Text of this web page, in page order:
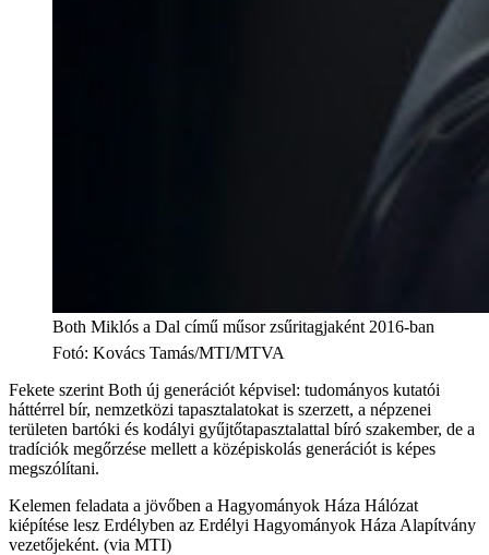
Both Miklós a Dal című műsor zsűritagjaként 2016-ban
Fotó: Kovács Tamás/MTI/MTVA
Fekete szerint Both új generációt képvisel: tudományos kutatói
háttérrel bír, nemzetközi tapasztalatokat is szerzett, a népzenei
területen bartóki és kodályi gyűjtőtapasztalattal bíró szakember, de a
tradíciók megőrzése mellett a középiskolás generációt is képes
megszólítani.
Kelemen feladata a jövőben a Hagyományok Háza Hálózat
kiépítése lesz Erdélyben az Erdélyi Hagyományok Háza Alapítvány
vezetőjeként. (via MTI)